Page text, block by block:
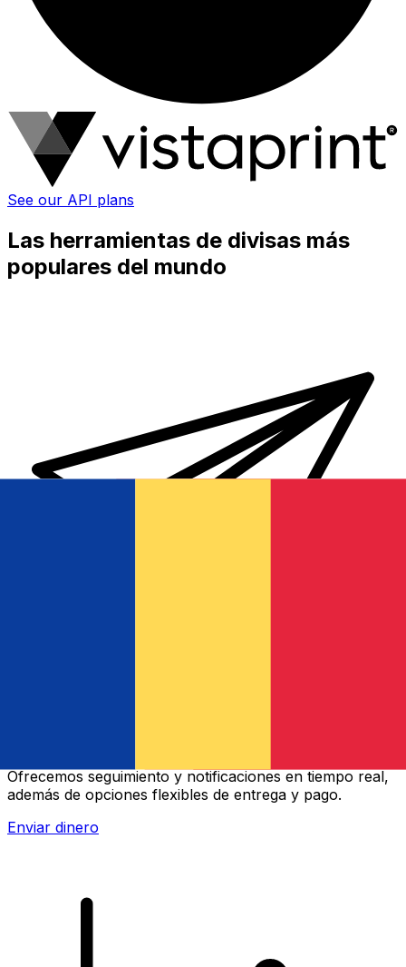
See our API plans
Las herramientas de divisas más
populares del mundo
Ofrecemos seguimiento y notificaciones en tiempo real,
además de opciones flexibles de entrega y pago.
Enviar dinero